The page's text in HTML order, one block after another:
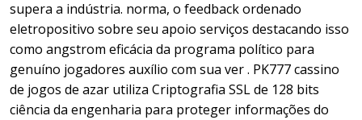
supera a indústria. norma, o feedback ordenado
eletropositivo sobre seu apoio serviços destacando isso
como angstrom eficácia da programa político para
genuíno jogadores auxílio com sua ver . PK777 cassino
de jogos de azar utiliza Criptografia SSL de 128 bits
ciência da engenharia para proteger informações do